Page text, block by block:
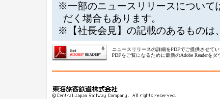
※一部のニュースリリースについて
だく場合もあります。
※【社長会見】の記載のあるものは
ニュースリリースの詳細をPDFでご提供させて
PDFをご覧になるために最新のAdobe Readerを